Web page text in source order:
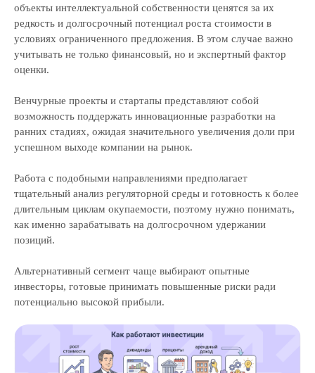
объекты интеллектуальной собственности ценятся за их
редкость и долгосрочный потенциал роста стоимости в
условиях ограниченного предложения. В этом случае важно
учитывать не только финансовый, но и экспертный фактор
оценки.
Венчурные проекты и стартапы представляют собой
возможность поддержать инновационные разработки на
ранних стадиях, ожидая значительного увеличения доли при
успешном выходе компании на рынок.
Работа с подобными направлениями предполагает
тщательный анализ регуляторной среды и готовность к более
длительным циклам окупаемости, поэтому нужно понимать,
как именно зарабатывать на долгосрочном удержании
позиций.
Альтернативный сегмент чаще выбирают опытные
инвесторы, готовые принимать повышенные риски ради
потенциально высокой прибыли.